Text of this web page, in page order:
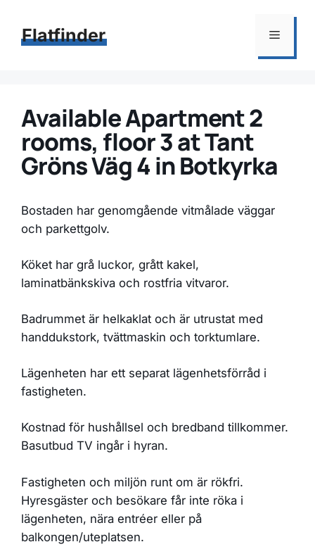
innehåll
Flatfinder Meny
Available Apartment 2
rooms, floor 3 at Tant
Gröns Väg 4 in Botkyrka
Bostaden har genomgående vitmålade väggar
och parkettgolv.
Köket har grå luckor, grått kakel,
laminatbänkskiva och rostfria vitvaror.
Badrummet är helkaklat och är utrustat med
handdukstork, tvättmaskin och torktumlare.
Lägenheten har ett separat lägenhetsförråd i
fastigheten.
Kostnad för hushållsel och bredband tillkommer.
Basutbud TV ingår i hyran.
Fastigheten och miljön runt om är rökfri.
Hyresgäster och besökare får inte röka i
lägenheten, nära entréer eller på
balkongen/uteplatsen.